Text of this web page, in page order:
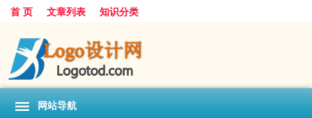
首 页 文章列表 知识分类
网站导航